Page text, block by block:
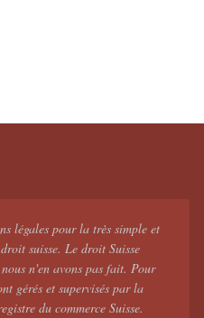
légales pour la très simple et
suisse. Le droit Suisse
n'en avons pas fait. Pour
gérés et supervisés par la
du commerce Suisse.